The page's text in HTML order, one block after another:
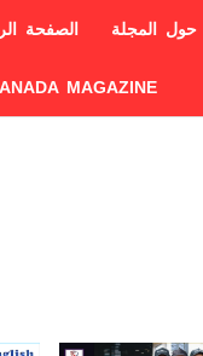
حول المجلة الصفحة
MAGAZINE